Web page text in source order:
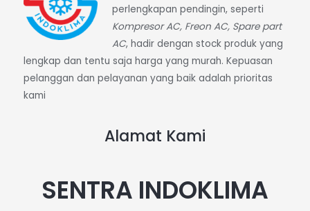
perlengkapan pendingin, seperti
Kompresor AC, Freon AC, Spare part
AC, hadir dengan stock produk yang
lengkap dan tentu saja harga yang murah. Kepuasan
pelanggan dan pelayanan yang baik adalah prioritas
kami
Alamat Kami
SENTRA INDOKLIMA